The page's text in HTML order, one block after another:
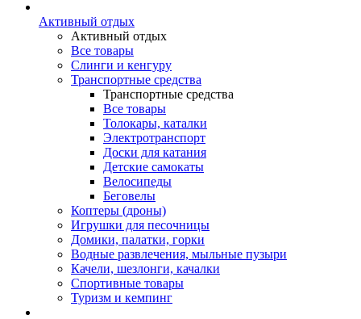
Активный отдых
Активный отдых
Все товары
Слинги и кенгуру
Транспортные средства
Транспортные средства
Все товары
Толокары, каталки
Электротранспорт
Доски для катания
Детские самокаты
Велосипеды
Беговелы
Коптеры (дроны)
Игрушки для песочницы
Домики, палатки, горки
Водные развлечения, мыльные пузыри
Качели, шезлонги, качалки
Спортивные товары
Туризм и кемпинг